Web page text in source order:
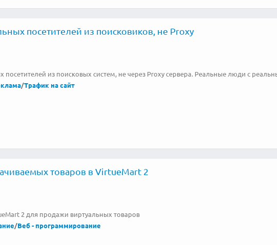
посетителей из поисковиков, не Proxy
посетителей из поисковых систем, не через Proxy сервера. Реальные люди с
/Трафик на сайт
товаров в VirtueMart 2
2 для продажи виртуальных товаров
/Веб - программирование